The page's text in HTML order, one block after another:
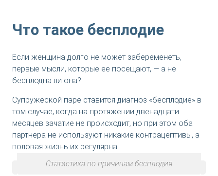
Что такое бесплодие
Если женщина долго не может забеременеть,
первые мысли, которые ее посещают, — а не
бесплодна ли она?
Супружеской паре ставится диагноз «бесплодие» в
том случае, когда на протяжении двенадцати
месяцев зачатие не происходит, но при этом оба
партнера не используют никакие контрацептивы, а
половая жизнь их регулярна.
Статистика по причинам бесплодия